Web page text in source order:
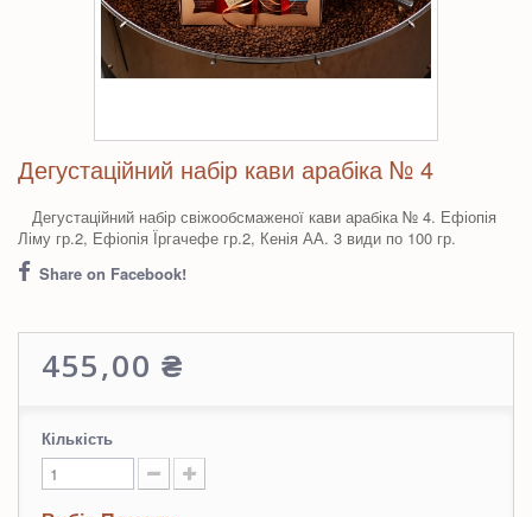
Дегустаційний набір кави арабіка № 4
Дегустаційний набір свіжообсмаженої кави арабіка № 4. Ефіопія
Ліму гр.2, Ефіопія Їргачефе гр.2, Кенія АА. 3 види по 100 гр.
Share on Facebook!
455,00 ₴
Кількість